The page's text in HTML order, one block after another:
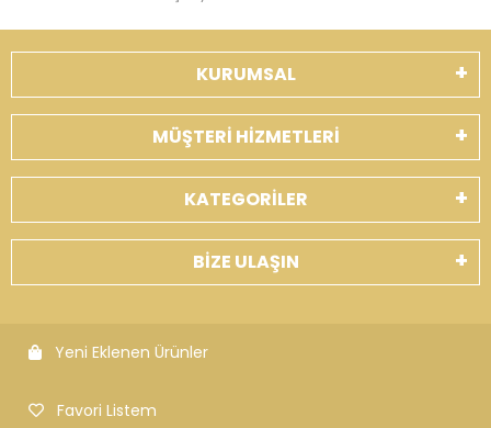
KURUMSAL
MÜŞTERİ HİZMETLERİ
KATEGORİLER
BİZE ULAŞIN
Yeni Eklenen Ürünler
Favori Listem